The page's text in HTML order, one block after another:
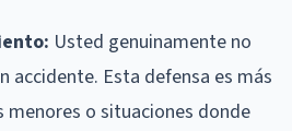
Usted genuinamente no
accidente. Esta defensa es más
menores o situaciones donde